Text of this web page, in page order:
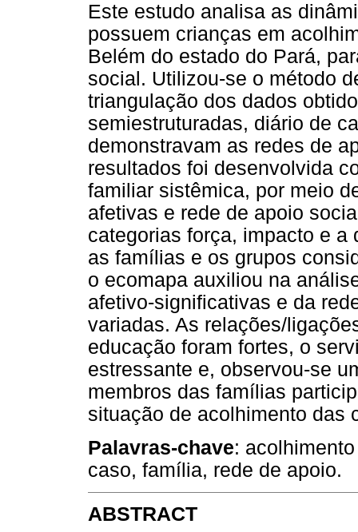
Este estudo analisa as
possuem crianças em
Belém do estado do Pará,
social. Utilizou-se o método
triangulação dos dados
semiestruturadas, diário de
demonstravam as redes de
resultados foi desenvolvida
familiar sistêmica, por meio
afetivas e rede de apoio
categorias força, impacto e
as famílias e os grupos
o ecomapa auxiliou na
afetivo-significativas e da
variadas. As relações/
educação foram fortes, o
estressante e, observou-se
membros das famílias
situação de acolhimento das
Palavras-chave:
caso, família, rede de apoio.
ABSTRACT